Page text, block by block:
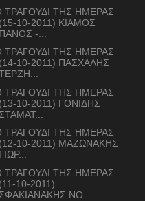
ΤΡΑΓΟΥΔΙ ΤΗΣ ΗΜΕΡΑΣ
(15-10-2011) ΚΙΑΜΟΣ
ΠΑΝΟΣ -...
ΤΡΑΓΟΥΔΙ ΤΗΣ ΗΜΕΡΑΣ
(14-10-2011) ΠΑΣΧΑΛΗΣ
ΤΡΑΓΟΥΔΙ ΤΗΣ ΗΜΕΡΑΣ
(13-10-2011) ΓΟΝΙΔΗΣ
ΣΤΑΜΑΤ...
ΤΡΑΓΟΥΔΙ ΤΗΣ ΗΜΕΡΑΣ
(12-10-2011) ΜΑΖΩΝΑΚΗΣ
ΓΙΩΡ...
ΤΡΑΓΟΥΔΙ ΤΗΣ ΗΜΕΡΑΣ
(11-10-2011)
ΣΦΑΚΙΑΝΑΚΗΣ ΝΟ...